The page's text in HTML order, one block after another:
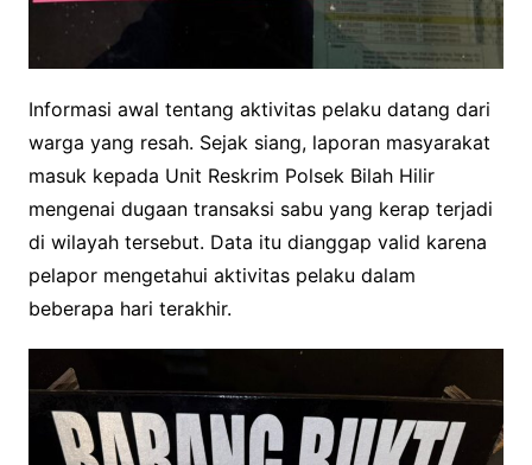
Informasi awal tentang aktivitas pelaku datang dari
warga yang resah. Sejak siang, laporan masyarakat
masuk kepada Unit Reskrim Polsek Bilah Hilir
mengenai dugaan transaksi sabu yang kerap terjadi
di wilayah tersebut. Data itu dianggap valid karena
pelapor mengetahui aktivitas pelaku dalam
beberapa hari terakhir.